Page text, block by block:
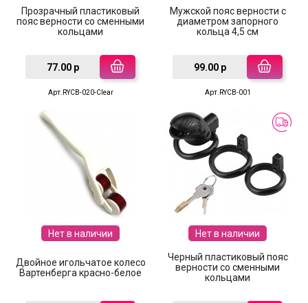
Прозрачный пластиковый
пояс верности со сменными
кольцами
77.00 р
Арт.RYCB-020-Clear
Мужской пояс верности с
диаметром запорного
кольца 4,5 см
99.00 р
Арт.RYCB-001
Нет в наличии
Двойное игольчатое колесо
Вартенберга красно-белое
Нет в наличии
Черный пластиковый пояс
верности со сменными
кольцами